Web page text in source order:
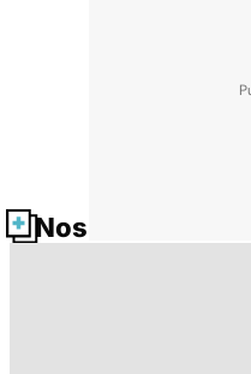
Nos fiches santé